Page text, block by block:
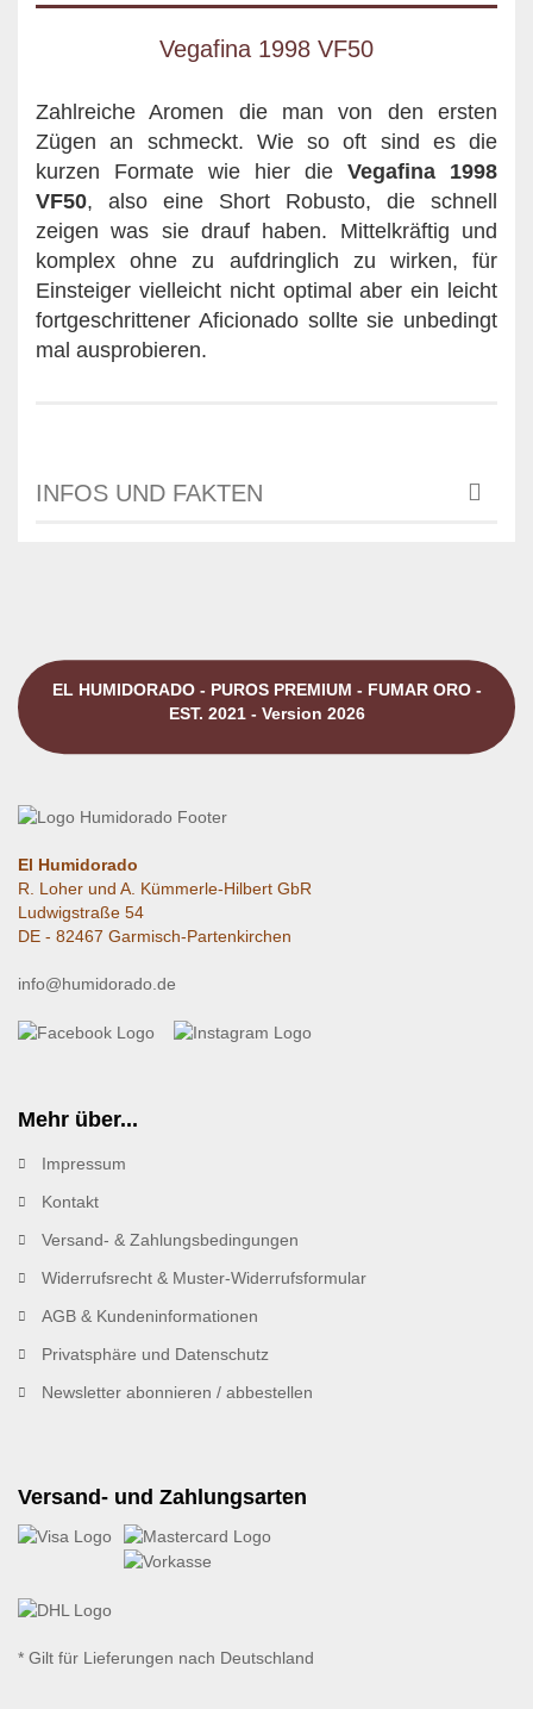
Vegafina 1998 VF50
Zahlreiche Aromen die man von den ersten
Zügen an schmeckt. Wie so oft sind es die
kurzen Formate wie hier die Vegafina
1998
VF50, also eine Short Robusto, die schnell
zeigen was sie drauf haben. Mittelkräftig und
komplex ohne zu aufdringlich zu wirken, für
Einsteiger vielleicht nicht optimal aber ein leicht
fortgeschrittener Aficionado sollte sie unbedingt
mal ausprobieren.
INFOS UND FAKTEN
EL HUMIDORADO - PUROS PREMIUM - FUMAR ORO -
EST. 2021 - Version 2026
El Humidorado
R. Loher und A. Kümmerle-Hilbert GbR
Ludwigstraße 54
DE - 82467 Garmisch-Partenkirchen
info@humidorado.de
Mehr über...
Impressum
Kontakt
Versand- & Zahlungsbedingungen
Widerrufsrecht & Muster-Widerrufsformular
AGB & Kundeninformationen
Privatsphäre und Datenschutz
Newsletter abonnieren / abbestellen
Versand- und Zahlungsarten
* Gilt für Lieferungen nach Deutschland